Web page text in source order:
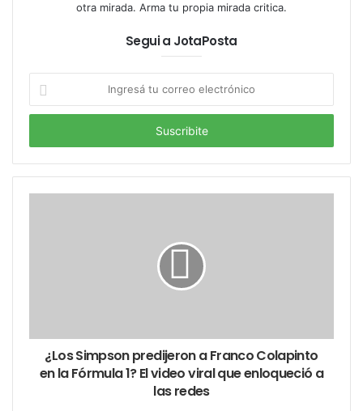
Congreso Argentina
Congreso en imágenes
Congreso Nacional
Congreso Nacional historia secreta
Congreso Nacional JotaPosta
Congreso por dentro
cúpula Congreso
edificio del Congreso
historia del Congreso
historia del poder legislativo
secretos del Congreso
visitas guiadas Congreso
otra mirada. Arma tu propia mirada critica.
Segui a JotaPosta
correo
¿Los Simpson predijeron a Franco Colapinto
en la Fórmula 1? El video viral que enloqueció a
las redes